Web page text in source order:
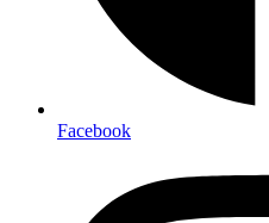
Facebook